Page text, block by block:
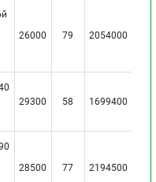
26000 79 2054000
29300 58 1699400
28500 77 2194500